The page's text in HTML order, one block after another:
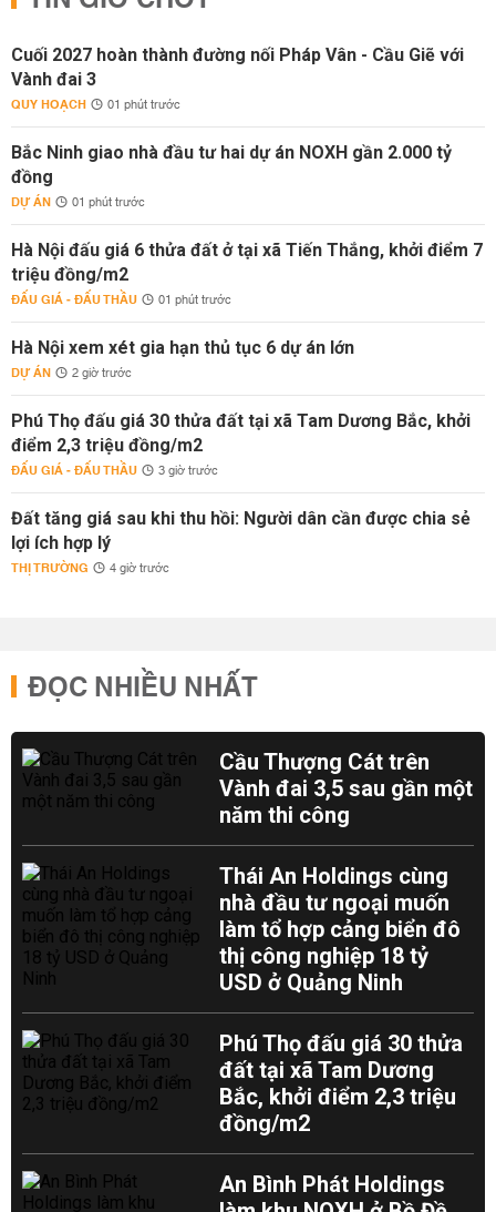
Cuối 2027 hoàn thành đường nối Pháp Vân - Cầu Giẽ với
Vành đai 3
QUY HOẠCH 01 phút trước
Bắc Ninh giao nhà đầu tư hai dự án NOXH gần 2.000 tỷ
đồng
DỰ ÁN 01 phút trước
Hà Nội đấu giá 6 thửa đất ở tại xã Tiến Thắng, khởi điểm 7
triệu đồng/m2
ĐẤU GIÁ - ĐẤU THẦU 01 phút trước
Hà Nội xem xét gia hạn thủ tục 6 dự án lớn
DỰ ÁN 2 giờ trước
Phú Thọ đấu giá 30 thửa đất tại xã Tam Dương Bắc, khởi
điểm 2,3 triệu đồng/m2
ĐẤU GIÁ - ĐẤU THẦU 3 giờ trước
Đất tăng giá sau khi thu hồi: Người dân cần được chia sẻ
lợi ích hợp lý
THỊ TRƯỜNG 4 giờ trước
ĐỌC NHIỀU NHẤT
Cầu Thượng Cát trên
Vành đai 3,5 sau gần một
năm thi công
Thái An Holdings cùng
nhà đầu tư ngoại muốn
làm tổ hợp cảng biển đô
thị công nghiệp 18 tỷ
USD ở Quảng Ninh
Phú Thọ đấu giá 30 thửa
đất tại xã Tam Dương
Bắc, khởi điểm 2,3 triệu
đồng/m2
An Bình Phát Holdings